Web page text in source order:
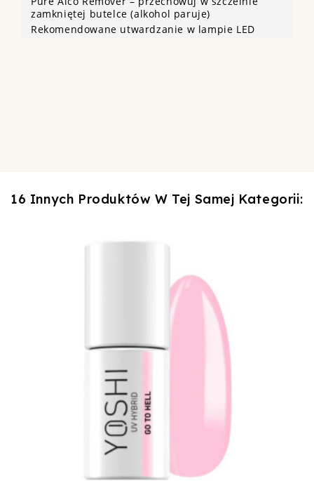
zamkniętej butelce (alkohol paruje)
Rekomendowane utwardzanie w lampie LED
16 Innych Produktów W Tej Samej Kategorii: